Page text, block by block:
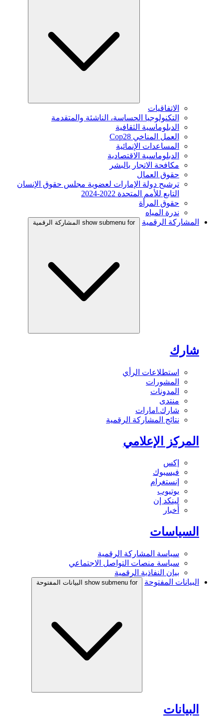
الاتفاقيات
التكنولوجيا الحساسة، الناشئة والمتقدمة
الدبلوماسية الثقافية
العمل المناخي Cop28
المساعدات الإنمائية
الدبلوماسية الاقتصادية
مكافحة الاتجار بالبشر
حقوق العمال
ترشيح دولة الإمارات لعضوية مجلس حقوق الإنسان
التابع للأمم المتحدة 2022-2024
حقوق المرأة
ندرة المياه
المشاركة الرقمية
show submenu for المشاركة الرقمية
شارك
استطلاعات الرأي
المشورات
المدونات
منتدى
شارك.امارات
نتائج المشاركة الرقمية
المركز الإعلامي
إكس
فيسبوك
إنستغرام
يوتيوب
لينكد إن
أخبار
السياسات
سياسة المشاركة الرقمية
سياسة منصات التواصل الاجتماعي
بيان النفاذية الرقمية
البيانات المفتوحة
show submenu for البيانات المفتوحة
البيانات